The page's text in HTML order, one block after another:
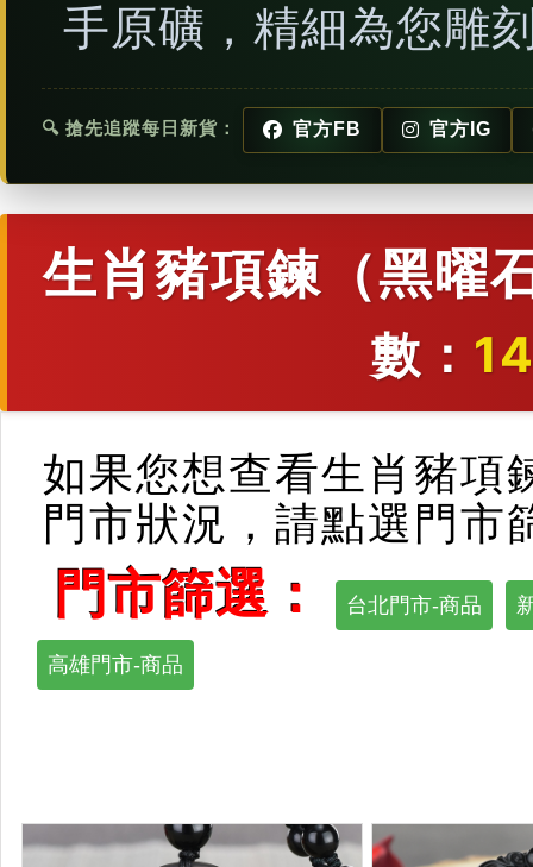
手原礦，精細為您雕
🔍 搶先追蹤每日新貨： 官方FB 官方IG
生肖豬項鍊（黑曜
數：
如果您想查看生肖豬項
門市狀況，請點選門市
門市篩選： 台北門市-商品
高雄門市-商品